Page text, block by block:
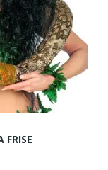
FRISE